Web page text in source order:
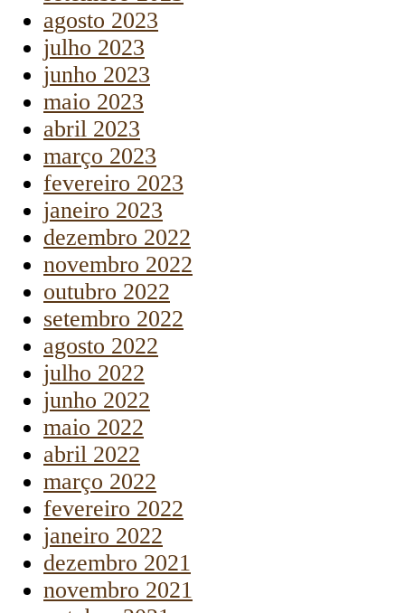
agosto 2023
julho 2023
junho 2023
maio 2023
abril 2023
março 2023
fevereiro 2023
janeiro 2023
dezembro 2022
novembro 2022
outubro 2022
setembro 2022
agosto 2022
julho 2022
junho 2022
maio 2022
abril 2022
março 2022
fevereiro 2022
janeiro 2022
dezembro 2021
novembro 2021